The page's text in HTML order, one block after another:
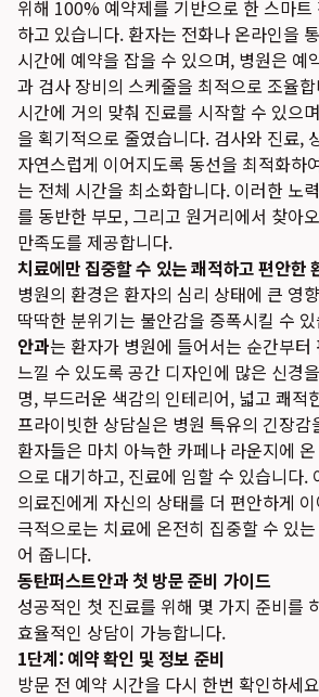
위해 100% 예약제를 기반으로 한 스마트
하고 있습니다. 환자는 전화나 온라인을
시간에 예약을 잡을 수 있으며, 병원은 예
과 검사 장비의 스케줄을 최적으로 조율
시간에 거의 맞춰 진료를 시작할 수 있으
을 획기적으로 줄였습니다. 검사와 진료,
자연스럽게 이어지도록 동선을 최적화하
는 전체 시간을 최소화합니다. 이러한 노
를 동반한 부모, 그리고 원거리에서 찾아
만족도를 제공합니다.
치료에만 집중할 수 있는 쾌적하고 편안한
병원의 환경은 환자의 심리 상태에 큰 영
딱딱한 분위기는 불안감을 증폭시킬 수
안과는 환자가 병원에 들어서는 순간부터
느낄 수 있도록 공간 디자인에 많은 신경
명, 부드러운 색감의 인테리어, 넓고 쾌적
프라이빗한 상담실은 병원 특유의 긴장감
환자들은 마치 아늑한 카페나 라운지에
으로 대기하고, 진료에 임할 수 있습니다.
의료진에게 자신의 상태를 더 편안하게
극적으로는 치료에 온전히 집중할 수 있
어 줍니다.
동탄퍼스트안과 첫 방문 준비 가이드
성공적인 첫 진료를 위해 몇 가지 준비를
효율적인 상담이 가능합니다.
1단계: 예약 확인 및 정보 준비
방문 전 예약 시간을 다시 한번 확인하세